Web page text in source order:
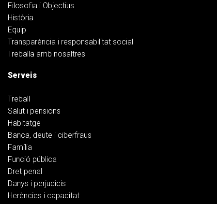
Filosofia i Objectius
Història
Equip
Transparència i responsabilitat social
Treballa amb nosaltres
Serveis
Treball
Salut i pensions
Habitatge
Banca, deute i ciberfraus
Família
Funció pública
Dret penal
Danys i perjudicis
Herències i capacitat